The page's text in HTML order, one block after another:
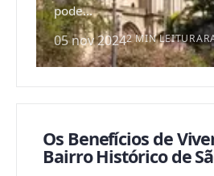
pode...
05 nov 20242 MIN LEITURA
Os Benefícios de
Bairro Histórico de